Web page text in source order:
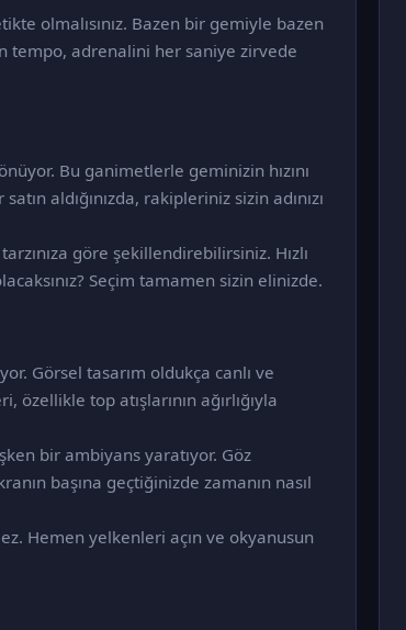
olmalısınız. Bazen bir gemiyle bazen
tempo, adrenalini her saniye zirvede
Bu ganimetlerle geminizin hızını
aldığınızda, rakipleriniz sizin adınızı
göre şekillendirebilirsiniz. Hızlı
Seçim tamamen sizin elinizde.
Görsel tasarım oldukça canlı ve
özellikle top atışlarının ağırlığıyla
bir ambiyans yaratıyor. Göz
başına geçtiğinizde zamanın nasıl
Hemen yelkenleri açın ve okyanusun